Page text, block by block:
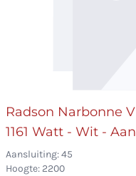
Radson Narbonne
1161 Watt - Wit -
Aansluiting: 45
Hoogte: 2200